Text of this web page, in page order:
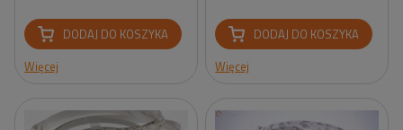
DODAJ DO KOSZYKA
Więcej
DODAJ DO KOSZYKA
Więcej